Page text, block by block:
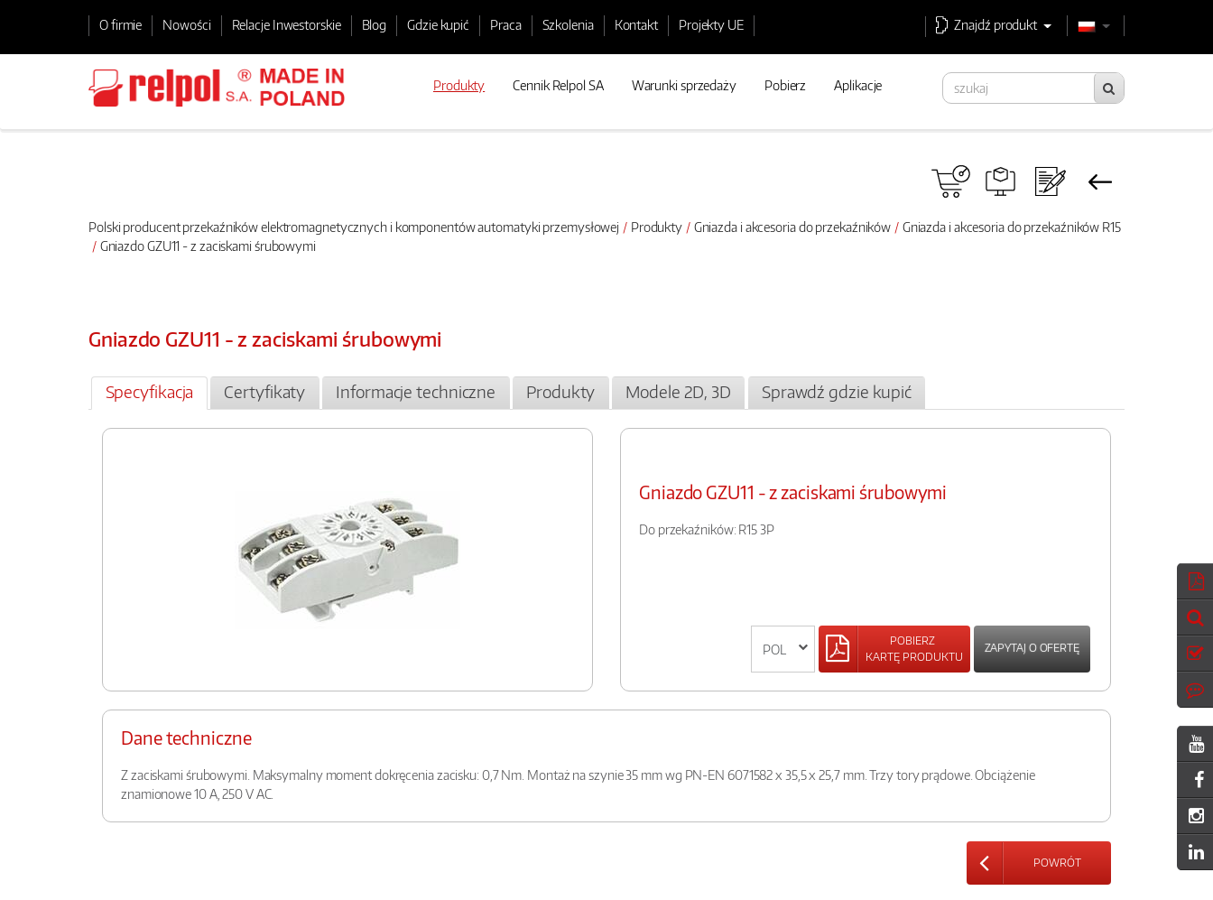
O firmie Nowości Relacje Inwestorskie Blog Gdzie kupić Praca Szkolenia Kontakt Projekty UE Znajdź produkt
Produkty Cennik Relpol SA Warunki sprzedaży Pobierz Aplikacje
Polski producent przekaźników elektromagnetycznych i komponentów automatyki przemysłowej Produkty Gniazda i akcesoria do przekaźników
Gniazda i akcesoria do przekaźników R15
Gniazdo GZU11 - z zaciskami śrubowymi
Gniazdo GZU11 - z zaciskami śrubowymi
Specyfikacja Certyfikaty Informacje techniczne Produkty Modele 2D, 3D Sprawdź gdzie kupić
Gniazdo GZU11 - z zaciskami śrubowymi
Do przekaźników: R15 3P
POBIERZ
KARTĘ PRODUKTU
ZAPYTAJ O OFERTĘ
Dane techniczne
Z zaciskami śrubowymi. Maksymalny moment dokręcenia zacisku: 0,7 Nm. Montaż na szynie 35 mm wg PN-EN 6071582 x 35,5 x 25,7 mm. Trzy tory prądowe. Obciążenie
znamionowe 10 A, 250 V AC.
POWRÓT